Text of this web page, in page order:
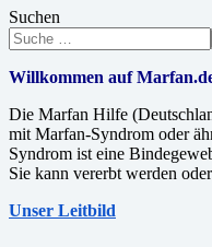
Suchen
Willkommen auf
Die Marfan Hilfe
mit Marfan-Syndrom oder
Syndrom ist eine
Sie kann vererbt werden
Unser Leitbild